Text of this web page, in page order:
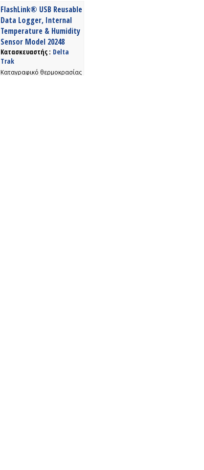
αυτόματο pdf report με τις
καταγραφές
FlashLink® USB Reusable
Data Logger, Internal
Temperature & Humidity
Sensor Model 20248
Κατασκευαστής : Delta
Trak
Kαταγραφικό θερμοκρασίας